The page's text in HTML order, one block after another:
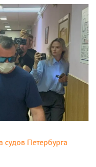
Петербурга